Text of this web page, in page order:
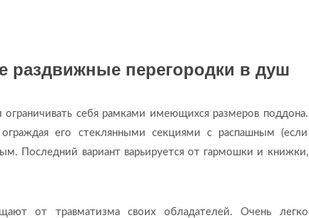
раздвижные перегородки в душ
себя рамками имеющихся размеров поддона.
его стеклянными секциями с распашным (если
Последний вариант варьируется от гармошки и книжки,
от травматизма своих обладателей. Очень легко